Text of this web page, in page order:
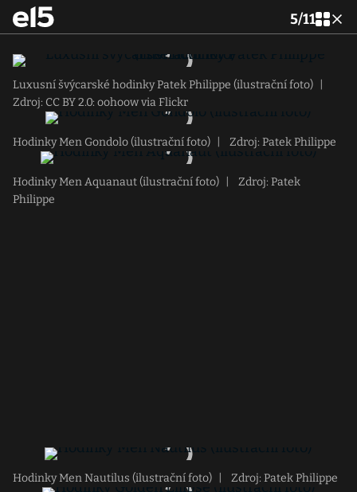
5/11
Luxusní švýcarské hodinky Patek Philippe (ilustrační foto)
Zdroj: CC BY 2.0: oohoow via Flickr
Hodinky Men Gondolo (ilustrační foto) Zdroj: Patek Philippe
Hodinky Men Aquanaut (ilustrační foto)
Zdroj: Patek
Philippe
Hodinky Men Nautilus (ilustrační foto) Zdroj: Patek Philippe